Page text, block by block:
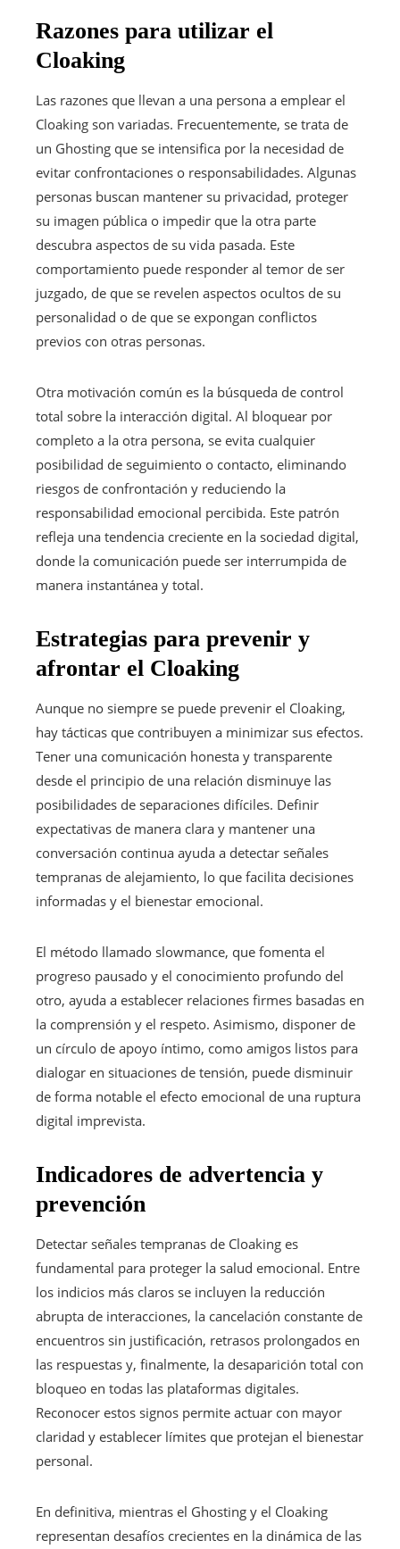
Razones para utilizar el
Cloaking
Las razones que llevan a una persona a emplear el
Cloaking son variadas. Frecuentemente, se trata de
un Ghosting que se intensifica por la necesidad de
evitar confrontaciones o responsabilidades. Algunas
personas buscan mantener su privacidad, proteger
su imagen pública o impedir que la otra parte
descubra aspectos de su vida pasada. Este
comportamiento puede responder al temor de ser
juzgado, de que se revelen aspectos ocultos de su
personalidad o de que se expongan conflictos
previos con otras personas.
Otra motivación común es la búsqueda de control
total sobre la interacción digital. Al bloquear por
completo a la otra persona, se evita cualquier
posibilidad de seguimiento o contacto, eliminando
riesgos de confrontación y reduciendo la
responsabilidad emocional percibida. Este patrón
refleja una tendencia creciente en la sociedad digital,
donde la comunicación puede ser interrumpida de
manera instantánea y total.
Estrategias para prevenir y
afrontar el Cloaking
Aunque no siempre se puede prevenir el Cloaking,
hay tácticas que contribuyen a minimizar sus efectos.
Tener una comunicación honesta y transparente
desde el principio de una relación disminuye las
posibilidades de separaciones difíciles. Definir
expectativas de manera clara y mantener una
conversación continua ayuda a detectar señales
tempranas de alejamiento, lo que facilita decisiones
informadas y el bienestar emocional.
El método llamado slowmance, que fomenta el
progreso pausado y el conocimiento profundo del
otro, ayuda a establecer relaciones firmes basadas en
la comprensión y el respeto. Asimismo, disponer de
un círculo de apoyo íntimo, como amigos listos para
dialogar en situaciones de tensión, puede disminuir
de forma notable el efecto emocional de una ruptura
digital imprevista.
Indicadores de advertencia y
prevención
Detectar señales tempranas de Cloaking es
fundamental para proteger la salud emocional. Entre
los indicios más claros se incluyen la reducción
abrupta de interacciones, la cancelación constante de
encuentros sin justificación, retrasos prolongados en
las respuestas y, finalmente, la desaparición total con
bloqueo en todas las plataformas digitales.
Reconocer estos signos permite actuar con mayor
claridad y establecer límites que protejan el bienestar
personal.
En definitiva, mientras el Ghosting y el Cloaking
representan desafíos crecientes en la dinámica de las